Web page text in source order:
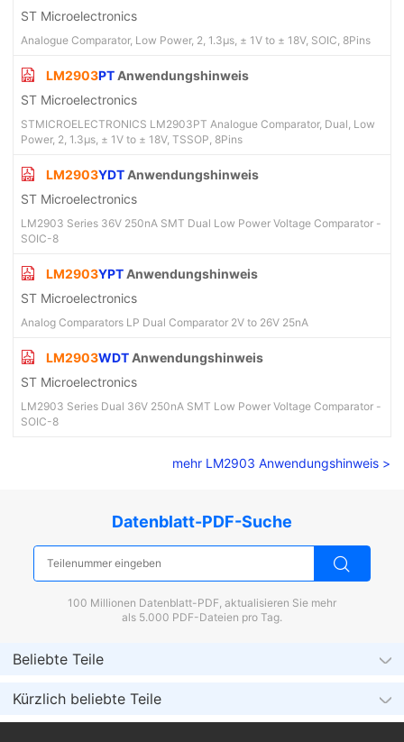
ST Microelectronics
Analogue Comparator, Low Power, 2, 1.3µs, ± 1V to ± 18V, SOIC, 8Pins
LM2903PTAnwendungshinweis
ST Microelectronics
STMICROELECTRONICS LM2903PT Analogue Comparator, Dual, Low
Power, 2, 1.3µs, ± 1V to ± 18V, TSSOP, 8Pins
LM2903YDTAnwendungshinweis
ST Microelectronics
LM2903 Series 36V 250nA SMT Dual Low Power Voltage Comparator -
SOIC-8
LM2903YPTAnwendungshinweis
ST Microelectronics
Analog Comparators LP Dual Comparator 2V to 26V 25nA
LM2903WDTAnwendungshinweis
ST Microelectronics
LM2903 Series Dual 36V 250nA SMT Low Power Voltage Comparator -
SOIC-8
mehr LM2903 Anwendungshinweis >
Datenblatt-PDF-Suche
100 Millionen Datenblatt-PDF, aktualisieren Sie mehr
als 5.000 PDF-Dateien pro Tag.
Beliebte Teile
Kürzlich beliebte Teile